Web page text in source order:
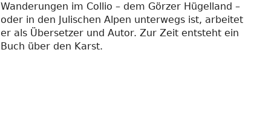
Wanderungen im Collio – dem Görzer Hügelland –
oder in den Julischen Alpen unterwegs ist, arbeitet
er als Übersetzer und Autor. Zur Zeit entsteht ein
Buch über den Karst.